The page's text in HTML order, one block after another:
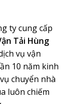
ty cung cấp
Tải Hùng
vụ vận
10 năm kinh
chuyển nhà
luôn chiếm